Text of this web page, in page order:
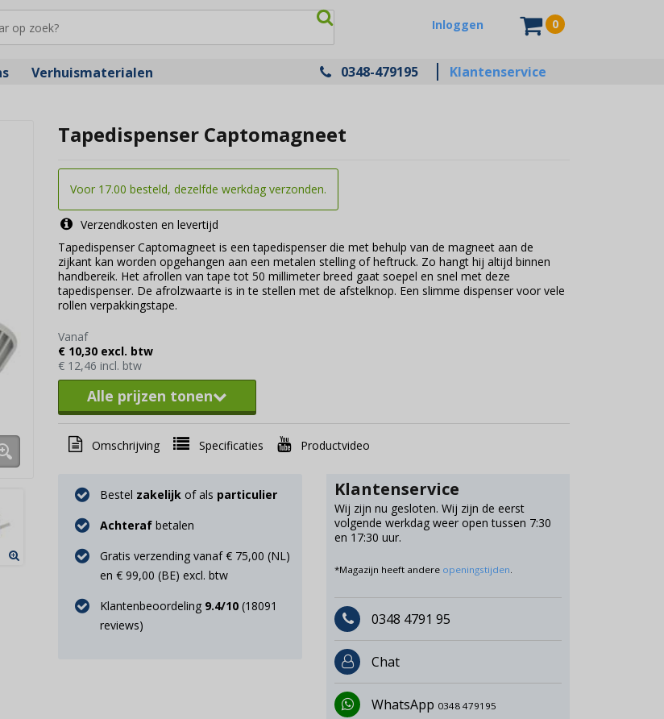
Inloggen 0
Verhuismaterialen 0348-479195 Klantenservice
Tapedispenser Captomagneet
Voor 17.00 besteld, dezelfde werkdag verzonden.
Verzendkosten en levertijd
Tapedispenser Captomagneet is een tapedispenser die met behulp van de magneet aan de
zijkant kan worden opgehangen aan een metalen stelling of heftruck. Zo hangt hij altijd binnen
handbereik. Het afrollen van tape tot 50 millimeter breed gaat soepel en snel met deze
tapedispenser. De afrolzwaarte is in te stellen met de afstelknop. Een slimme dispenser voor vele
rollen verpakkingstape.
Vanaf
€ 10,30 excl. btw
€ 12,46 incl. btw
Alle prijzen tonen
Omschrijving Specificaties Productvideo
Bestel zakelijk of als particulier
Achteraf betalen
Gratis verzending vanaf € 75,00 (NL)
en € 99,00 (BE) excl. btw
Klantenbeoordeling 9.4/10 (18091
reviews)
Klantenservice
Wij zijn nu gesloten. Wij zijn de eerst
volgende werkdag weer open tussen 7:30
en 17:30 uur.
*Magazijn heeft andere openingstijden
0348 4791 95
Chat
WhatsApp 0348 479195